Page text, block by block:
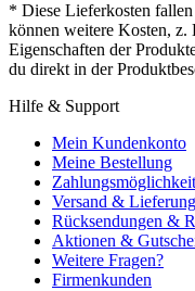
* Diese Lieferkosten
können weitere Kosten, z.
Eigenschaften der
du direkt in der
Hilfe & Support
Mein Kundenkonto
Meine Bestellung
Versand & Lieferung
Rücksendungen &
Aktionen &
Weitere Fragen?
Firmenkunden